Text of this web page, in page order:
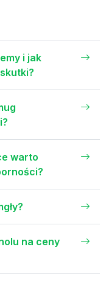
i jak
warto
na ceny